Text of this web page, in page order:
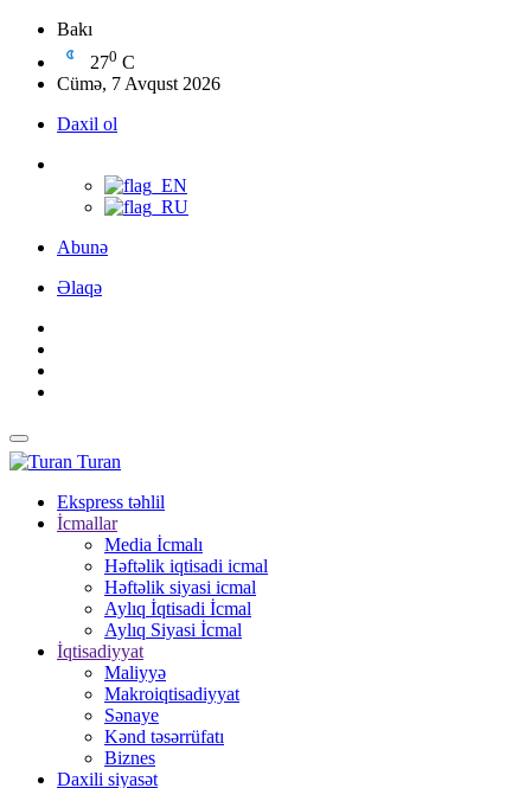
Bakı
270 C
Cümə, 7 Avqust 2026
Daxil ol
Abunə
Əlaqə
Turan
Ekspress təhlil
İcmallar
Media İcmalı
Həftəlik iqtisadi icmal
Həftəlik siyasi icmal
Aylıq İqtisadi İcmal
Aylıq Siyasi İcmal
İqtisadiyyat
Maliyyə
Makroiqtisadiyyat
Sənaye
Kənd təsərrüfatı
Biznes
Daxili siyasət